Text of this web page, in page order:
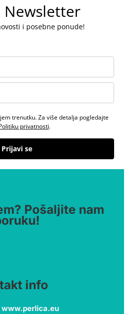
Newsletter
i posebne ponude!
trenutku. Za više detalja pogledajte
privatnosti.
Prijavi se
Pošaljite nam
info
www.perlica.eu